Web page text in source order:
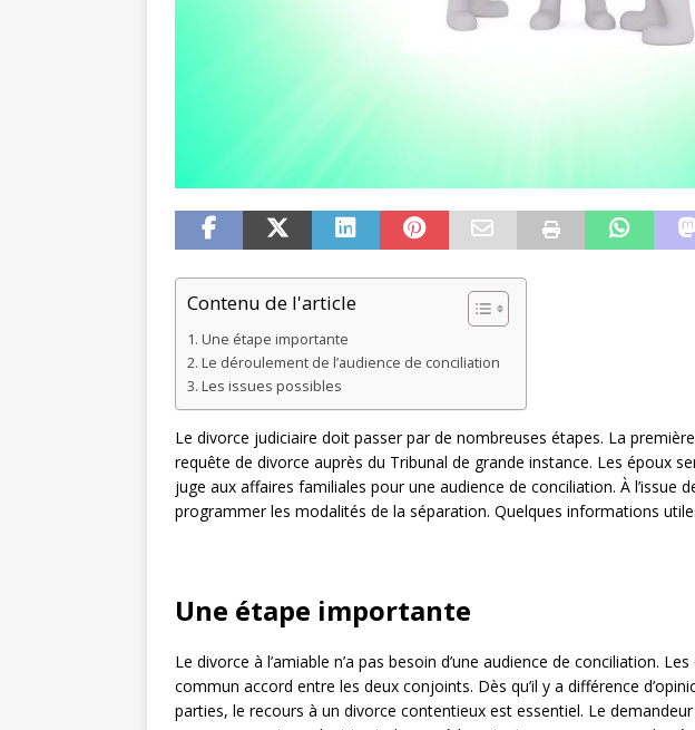
Contenu de l'article
Une étape importante
Le déroulement de l’audience de conciliation
Les issues possibles
Le divorce judiciaire doit passer par de nombreuses étapes. La
requête de divorce auprès du Tribunal de grande instance. Les époux
juge aux affaires familiales pour une audience de conciliation. À l’issue
programmer les modalités de la séparation. Quelques informations
Une étape importante
Le divorce à l’amiable n’a pas besoin d’une audience de conciliation.
commun accord entre les deux conjoints. Dès qu’il y a différence
parties, le recours à un divorce contentieux est essentiel. Le